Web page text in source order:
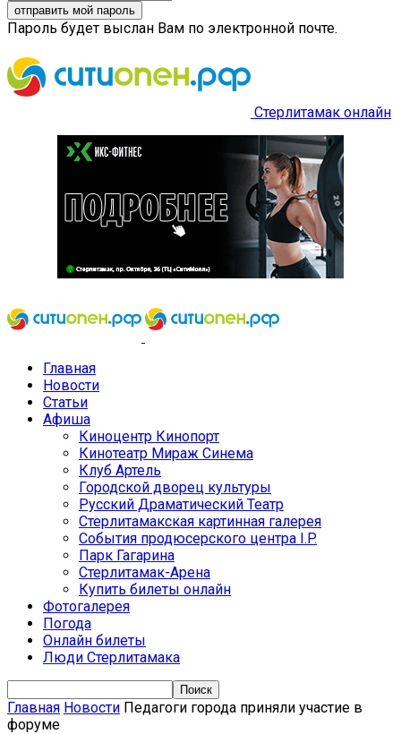
Пароль будет выслан Вам по электронной почте.
Стерлитамак онлайн
Главная
Новости
Статьи
Афиша
Киноцентр Кинопорт
Кинотеатр Мираж Синема
Клуб Артель
Городской дворец культуры
Русский Драматический Театр
Стерлитамакская картинная галерея
События продюсерского центра I.P.
Парк Гагарина
Стерлитамак-Арена
Купить билеты онлайн
Фотогалерея
Погода
Онлайн билеты
Люди Стерлитамака
Главная Новости Педагоги города приняли участие в
форуме